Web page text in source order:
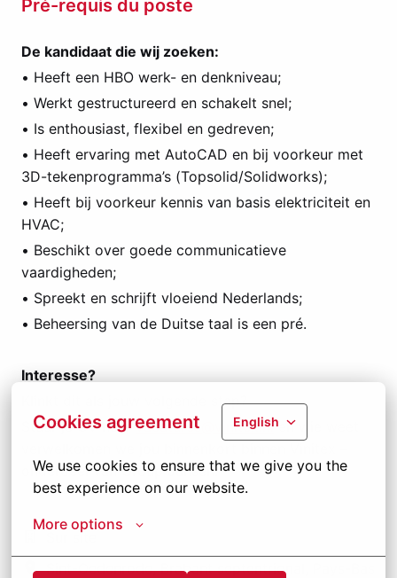
Cookies agreement English
We use cookies to ensure that we give you the
best experience on our website.
More options
Pré-requis du poste
De kandidaat die wij zoeken:
• Heeft een HBO werk- en denkniveau;
• Werkt gestructureerd en schakelt snel;
• Is enthousiast, flexibel en gedreven;
• Heeft ervaring met AutoCAD en bij voorkeur met
3D-tekenprogramma’s (Topsolid/Solidworks);
• Heeft bij voorkeur kennis van basis elektriciteit en
HVAC;
• Beschikt over goede communicatieve
vaardigheden;
• Spreekt en schrijft vloeiend Nederlands;
• Beheersing van de Duitse taal is een pré.
Interesse?
Klinkt dit als jouw volgende stap?
Stuur je CV naarvacatures@vinitex.nlen wie weet
onderdeel van Group Jansen.
Sur site
Sint-Oedenrode, Brabant septentrional